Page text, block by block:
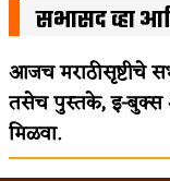
सभासद व्हा
आजच मराठीसृष्टीचे
तसेच पुस्तके, इ-
मिळवा.